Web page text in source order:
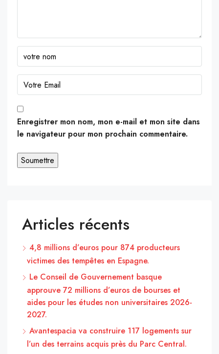
Enregistrer mon nom, mon e-mail et mon site dans
le navigateur pour mon prochain commentaire.
Articles récents
4,8 millions d’euros pour 874 producteurs
victimes des tempêtes en Espagne.
Le Conseil de Gouvernement basque
approuve 72 millions d’euros de bourses et
aides pour les études non universitaires 2026-
2027.
Avantespacia va construire 117 logements sur
l’un des terrains acquis près du Parc Central.